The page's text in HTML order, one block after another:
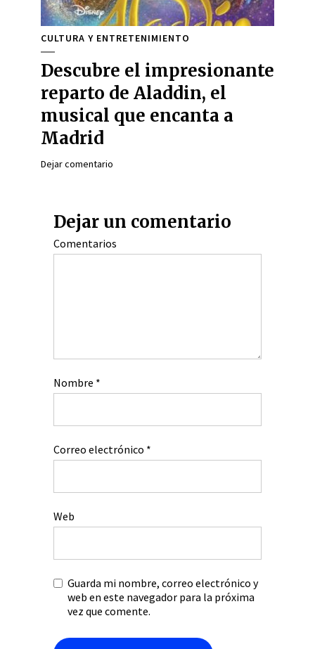
CULTURA Y ENTRETENIMIENTO
Descubre el impresionante
reparto de Aladdin, el
musical que encanta a
Madrid
Dejar comentario
Dejar un comentario
Comentarios
Nombre *
Correo electrónico *
Web
Guarda mi nombre, correo electrónico y
web en este navegador para la próxima
vez que comente.